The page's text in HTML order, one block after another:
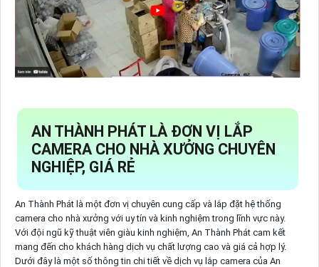
AN THÀNH PHÁT LÀ ĐƠN VỊ LẮP
CAMERA CHO NHÀ XƯỞNG CHUYÊN
NGHIỆP, GIÁ RẺ
An Thành Phát là một đơn vị chuyên cung cấp và lắp đặt hệ thống
camera cho nhà xưởng với uy tín và kinh nghiệm trong lĩnh vực này.
Với đội ngũ kỹ thuật viên giàu kinh nghiệm, An Thành Phát cam kết
mang đến cho khách hàng dịch vụ chất lượng cao và giá cả hợp lý.
Dưới đây là một số thông tin chi tiết về dịch vụ lắp camera của An